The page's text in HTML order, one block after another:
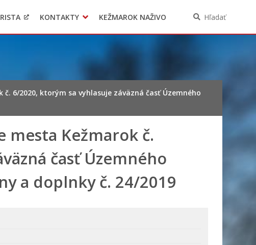
KONTAKTY KEŽMAROK NAŽIVO Hľadať
6/2020, ktorým sa vyhlasuje záväzná časť Územného
mesta Kežmarok č.
časť Územného
a doplnky č. 24/2019